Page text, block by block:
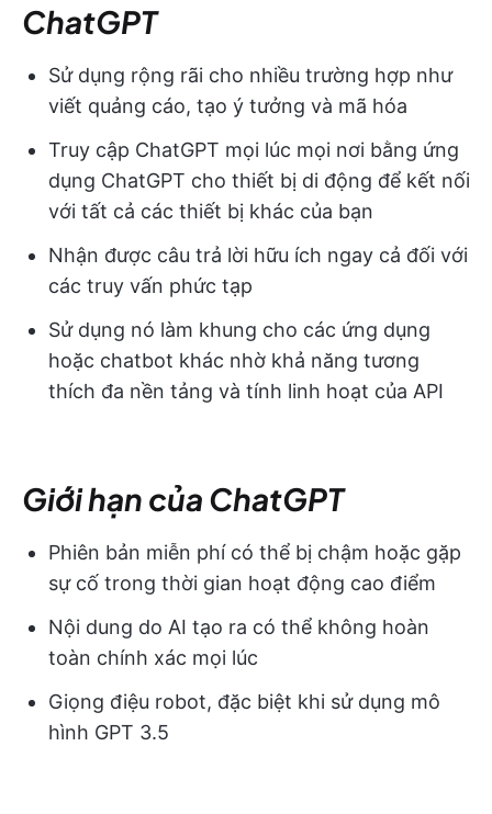
ChatGPT
Sử dụng rộng rãi cho nhiều trường hợp như
viết quảng cáo, tạo ý tưởng và mã hóa
Truy cập ChatGPT mọi lúc mọi nơi bằng ứng
dụng ChatGPT cho thiết bị di động để kết nối
với tất cả các thiết bị khác của bạn
Nhận được câu trả lời hữu ích ngay cả đối với
các truy vấn phức tạp
Sử dụng nó làm khung cho các ứng dụng
hoặc chatbot khác nhờ khả năng tương
thích đa nền tảng và tính linh hoạt của API
Giới hạn của ChatGPT
Phiên bản miễn phí có thể bị chậm hoặc gặp
sự cố trong thời gian hoạt động cao điểm
Nội dung do AI tạo ra có thể không hoàn
toàn chính xác mọi lúc
Giọng điệu robot, đặc biệt khi sử dụng mô
hình GPT 3.5